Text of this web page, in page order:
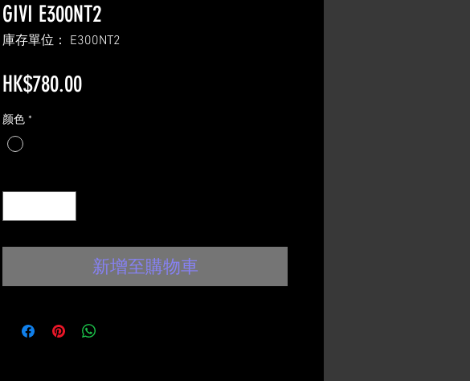
GIVI E300NT2
庫存單位： E300NT2
HK$780.00價
颜色 *
新增至購物車